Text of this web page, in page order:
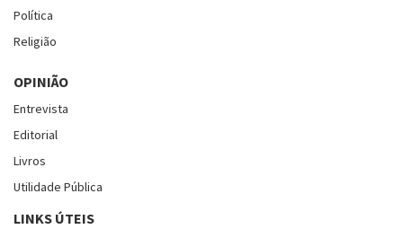
Política
Religião
OPINIÃO
Entrevista
Editorial
Livros
Utilidade Pública
LINKS ÚTEIS